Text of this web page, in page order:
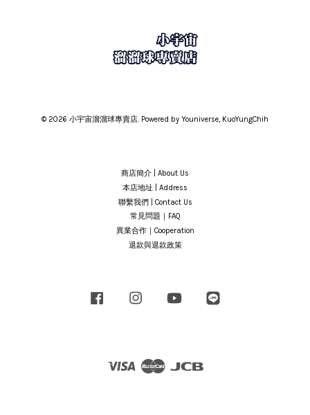
© 2026 小宇宙溜溜球專賣店. Powered by Youniverse, KuoYungChih
商店簡介 | About Us
本店地址 | Address
聯繫我們 | Contact Us
常見問題｜FAQ
異業合作｜Cooperation
退款與退款政策
Facebook Instagram YouTube
Visa Master